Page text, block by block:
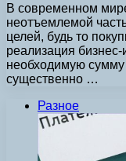
В современном
неотъемлемой
целей, будь то
реализация
необходимую сумму
существенно …
Разное